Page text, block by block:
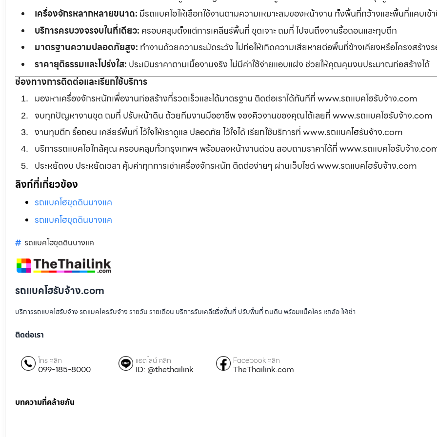
เครื่องจักรหลากหลายขนาด: มีรถแบคโฮให้เลือกใช้งานตามความเหมาะสมของหน้างาน ทั้งพื้นที่กว้างและพื้นที่แคบเข้
บริการครบวงจรจบในที่เดียว: ครอบคลุมตั้งแต่การเคลียร์พื้นที่ ขุดเจาะ ถมที่ ไปจนถึงงานรื้อถอนและทุบตึก
มาตรฐานความปลอดภัยสูง: ทำงานด้วยความระมัดระวัง ไม่ก่อให้เกิดความเสียหายต่อพื้นที่ข้างเคียงหรือโครงสร้าง
ราคายุติธรรมและโปร่งใส: ประเมินราคาตามเนื้องานจริง ไม่มีค่าใช้จ่ายแอบแฝง ช่วยให้คุณคุมงบประมาณก่อสร้างได้
ช่องทางการติดต่อและเรียกใช้บริการ
มองหาเครื่องจักรหนักเพื่องานก่อสร้างที่รวดเร็วและได้มาตรฐาน ติดต่อเราได้ทันทีที่ www.รถแบคโฮรับจ้าง.com
จบทุกปัญหางานขุด ถมที่ ปรับหน้าดิน ด้วยทีมงานมืออาชีพ จองคิวงานของคุณได้เลยที่ www.รถแบคโฮรับจ้าง.com
งานทุบตึก รื้อถอน เคลียร์พื้นที่ ไว้ใจให้เราดูแล ปลอดภัย ไว้ใจได้ เรียกใช้บริการที่ www.รถแบคโฮรับจ้าง.com
บริการรถแบคโฮใกล้คุณ ครอบคลุมทั่วกรุงเทพฯ พร้อมลงหน้างานด่วน สอบถามราคาได้ที่ www.รถแบคโฮรับจ้าง
ประหยัดงบ ประหยัดเวลา คุ้มค่าทุกการเช่าเครื่องจักรหนัก ติดต่อง่ายๆ ผ่านเว็บไซต์ www.รถแบคโฮรับจ้าง.com
ลิงก์ที่เกี่ยวข้อง
รถแบคโฮขุดดินบางแค
รถแบคโฮขุดดินบางแค
รถแบคโฮขุดดินบางแค
รถแบคโฮรับจ้าง.com
บริการรถแบคโฮรับจ้าง รถแมคโครรับจ้าง รายวัน รายเดือน บริการรับเคลียริ่งพื้นที่ ปรับพื้นที่ ถมดิน พร้อมแม็คโคร หกล้อ ให้เช่า
ติดต่อเรา
โทร คลิก
099-185-8000
แอดไลน์ คลิก
ID: @thethailink
Facebook คลิก
TheThailink.com
บทความที่คล้ายกัน